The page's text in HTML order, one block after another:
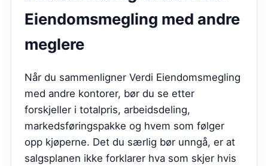
Eiendomsmegling med andre
meglere
Når du sammenligner Verdi Eiendomsmegling
med andre kontorer, bør du se etter
forskjeller i totalpris, arbeidsdeling,
markedsføringspakke og hvem som følger
opp kjøperne. Det du særlig bør unngå, er at
salgsplanen ikke forklarer hva som skjer hvis